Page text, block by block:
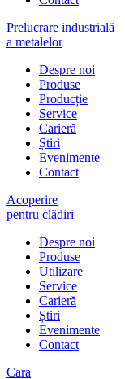
Prelucrare industrială
a metalelor
Despre noi
Produse
Producție
Service
Carieră
Știri
Evenimente
Contact
Acoperire
pentru clădiri
Despre noi
Produse
Utilizare
Service
Carieră
Știri
Evenimente
Contact
Cara